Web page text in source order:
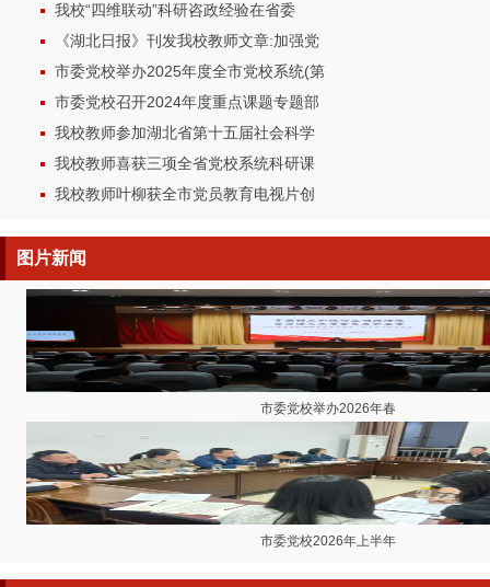
我校“四维联动”科研咨政经验在省委
《湖北日报》刊发我校教师文章:加强党
市委党校举办2025年度全市党校系统(第
市委党校召开2024年度重点课题专题部
我校教师参加湖北省第十五届社会科学
我校教师喜获三项全省党校系统科研课
我校教师叶柳获全市党员教育电视片创
图片新闻
市委党校举办2026年春
市委党校2026年上半年